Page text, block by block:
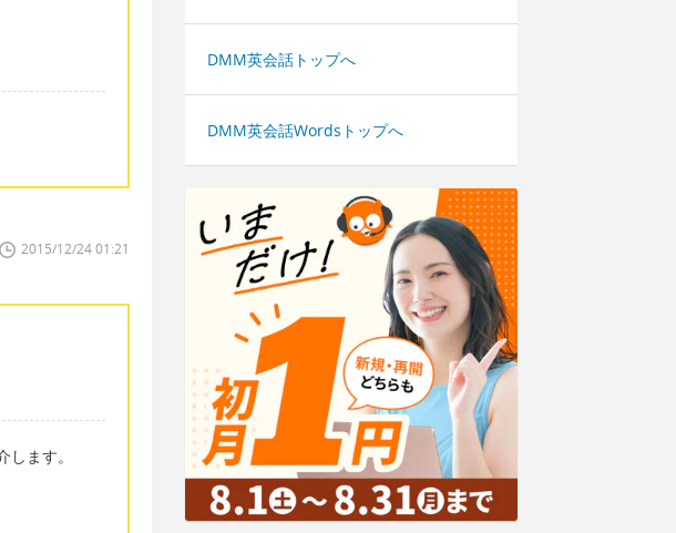
2015/12/24 01:21
ます。
DMM英会話トップへ
DMM英会話Wordsトップへ